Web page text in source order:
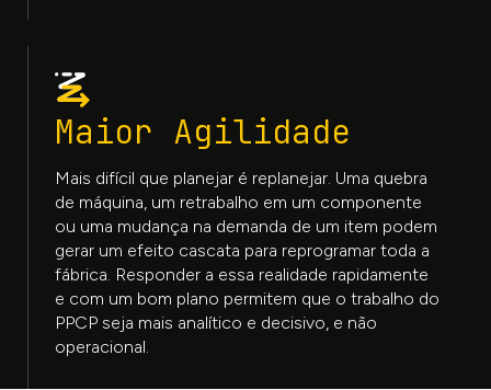
Maior Agilidade
Mais difícil que planejar é replanejar. Uma quebra
de máquina, um retrabalho em um componente
ou uma mudança na demanda de um item podem
gerar um efeito cascata para reprogramar toda a
fábrica. Responder a essa realidade rapidamente
e com um bom plano permitem que o trabalho do
PPCP seja mais analítico e decisivo, e não
operacional.